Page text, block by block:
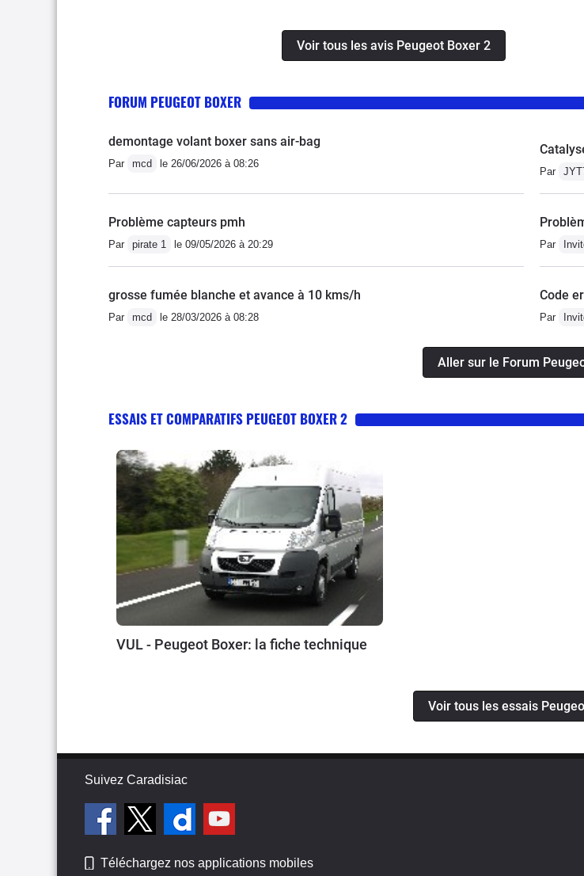
Voir tous les avis Peugeot Boxer 2
FORUM PEUGEOT BOXER
demontage volant boxer sans air-bag
Par mcd le 26/06/2026 à 08:26
Par
Problème capteurs pmh
Par pirate 1 le 09/05/2026 à 20:29 Par
grosse fumée blanche et avance à 10 kms/h
Par mcd le 28/03/2026 à 08:28
Code
Par
Aller sur le Forum
ESSAIS ET COMPARATIFS PEUGEOT BOXER 2
VUL - Peugeot Boxer: la fiche technique
Voir tous les essais
Suivez Caradisiac
Téléchargez nos applications mobiles